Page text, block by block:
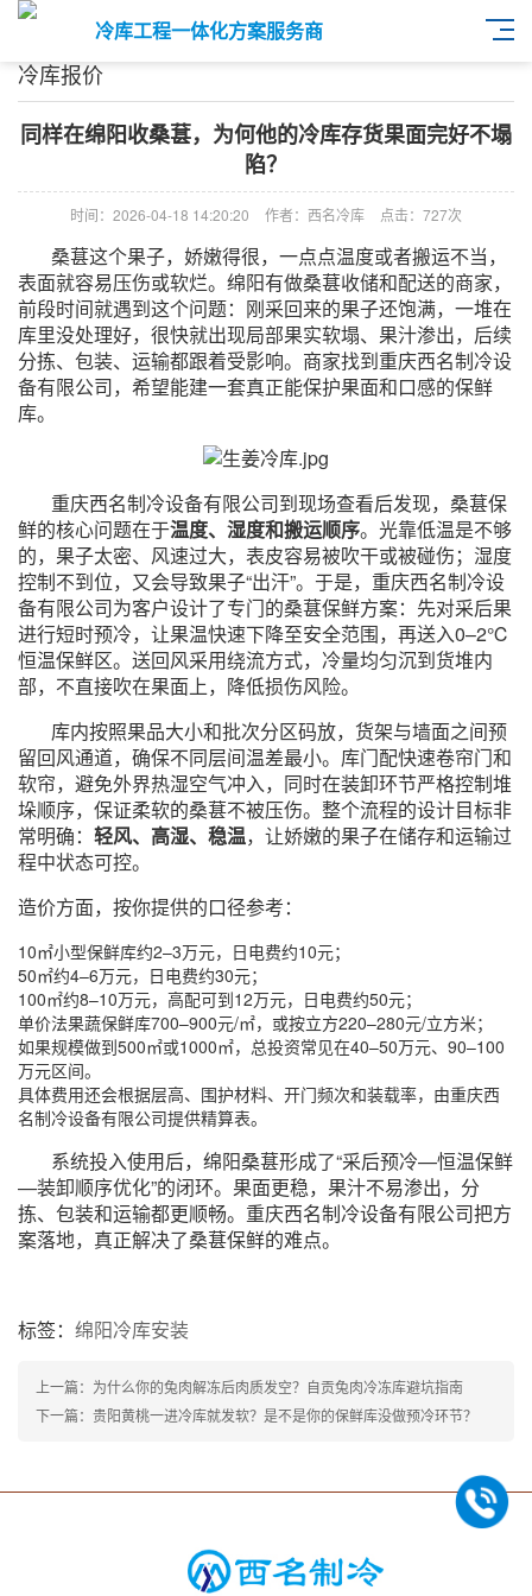
冷库工程一体化方案服务商
冷库报价
同样在绵阳收桑葚，为何他的冷库存货果面完好不塌
陷？
时间：2026-04-18 14:20:20 作者：西名冷库 点击： 727次
桑葚这个果子，娇嫩得很，一点点温度或者搬运不当，
表面就容易压伤或软烂。绵阳有做桑葚收储和配送的商家，
前段时间就遇到这个问题：刚采回来的果子还饱满，一堆在
库里没处理好，很快就出现局部果实软塌、果汁渗出，后续
分拣、包装、运输都跟着受影响。商家找到重庆西名制冷设
备有限公司，希望能建一套真正能保护果面和口感的保鲜
库。
重庆西名制冷设备有限公司到现场查看后发现，桑葚保
鲜的核心问题在于温度、湿度和搬运顺序。光靠低温是不够
的，果子太密、风速过大，表皮容易被吹干或被碰伤；湿度
控制不到位，又会导致果子“出汗”。于是，重庆西名制冷设
备有限公司为客户设计了专门的桑葚保鲜方案：先对采后果
进行短时预冷，让果温快速下降至安全范围，再送入0–2℃
恒温保鲜区。送回风采用绕流方式，冷量均匀沉到货堆内
部，不直接吹在果面上，降低损伤风险。
库内按照果品大小和批次分区码放，货架与墙面之间预
留回风通道，确保不同层间温差最小。库门配快速卷帘门和
软帘，避免外界热湿空气冲入，同时在装卸环节严格控制堆
垛顺序，保证柔软的桑葚不被压伤。整个流程的设计目标非
常明确： 轻风、高湿、稳温，让娇嫩的果子在储存和运输过
程中状态可控。
造价方面，按你提供的口径参考：
10㎡小型保鲜库约2–3万元，日电费约10元；
50㎡约4–6万元，日电费约30元；
100㎡约8–10万元，高配可到12万元，日电费约50元；
单价法果蔬保鲜库700–900元/㎡，或按立方220–280元/立方米；
如果规模做到500㎡或1000㎡，总投资常见在40–50万元、90–100
万元区间。
具体费用还会根据层高、围护材料、开门频次和装载率，由重庆西
名制冷设备有限公司提供精算表。
系统投入使用后，绵阳桑葚形成了“采后预冷—恒温保鲜
—装卸顺序优化”的闭环。果面更稳，果汁不易渗出，分
拣、包装和运输都更顺畅。重庆西名制冷设备有限公司把方
案落地，真正解决了桑葚保鲜的难点。
标签： 绵阳冷库安装
上一篇：为什么你的兔肉解冻后肉质发空？自贡兔肉冷冻库避坑指南
下一篇：贵阳黄桃一进冷库就发软？是不是你的保鲜库没做预冷环节？